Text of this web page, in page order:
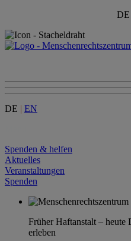
DE
DE | EN
Spenden & helfen
Aktuelles
Veranstaltungen
Spenden
Früher Haftanstalt – heute
erleben